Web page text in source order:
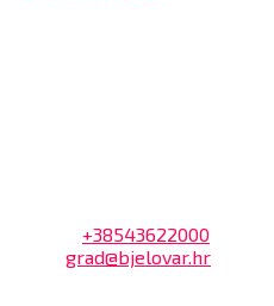
+38543622000
grad@bjelovar.hr